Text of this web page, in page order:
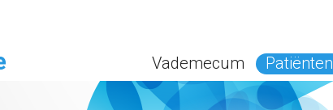
Vademecum Patiënten